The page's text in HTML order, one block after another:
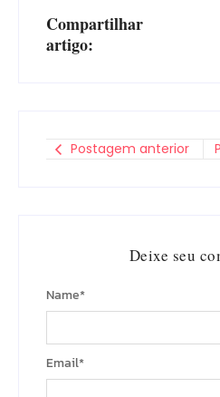
Compartilhar
artigo:
Postagem anterior
Deixe seu
Name*
Email*